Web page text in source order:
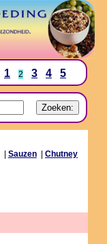
1 2 3 4 5
Sauzen|Chutney